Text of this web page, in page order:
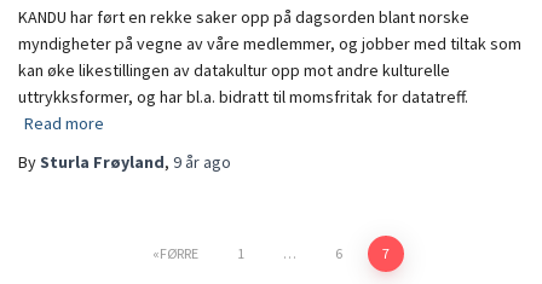
KANDU har ført en rekke saker opp på dagsorden blant norske
myndigheter på vegne av våre medlemmer, og jobber med tiltak som
kan øke likestillingen av datakultur opp mot andre kulturelle
uttrykksformer, og har bl.a. bidratt til momsfritak for datatreff.
Read more
BySturla Frøyland, 9 år ago
FØRRE 1 … 6 7